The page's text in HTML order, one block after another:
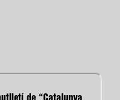
de “Catalunya